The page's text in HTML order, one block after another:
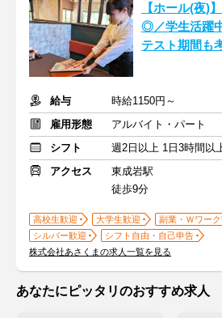
【ホール(夜)
◎／学生活躍
テスト期間も
給与
時給1150円～
雇用形態
アルバイト・パート
シフト
週2日以上 1日3時間以
アクセス
東成岩駅
徒歩9分
高校生歓迎 大学生歓迎
副業・Ｗワー
シルバー歓迎
シフト自由・自己申告
株式会社あさくまの求人一覧を見る
あなたにピッタリのおすすめ求人